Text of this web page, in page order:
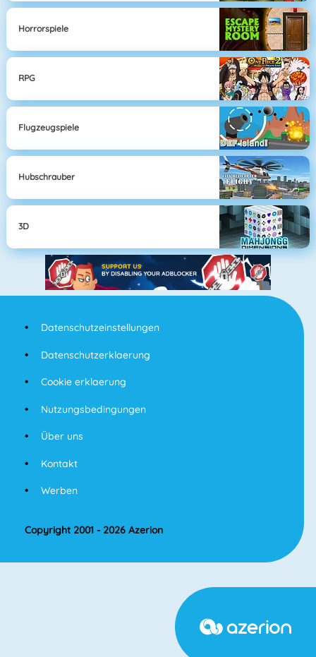
Horrorspiele
RPG
Flugzeugspiele
Hubschrauber
3D
Datenschutzeinstellungen
Datenschutzerklaerung
Cookie erklaerung
Nutzungsbedingungen
Über uns
Kontakt
Werben
Copyright 2001 - 2026 Azerion